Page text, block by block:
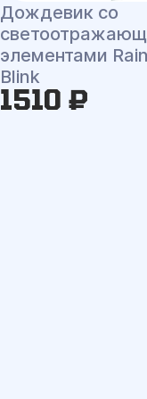
Дождевик со
элементами
Blink
1510 ₽